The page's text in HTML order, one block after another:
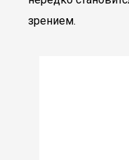
зрением.